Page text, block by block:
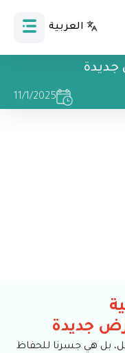
العربية
جديدة
11/1/2025
جديدة
بل هي جسرنا للحفاظ